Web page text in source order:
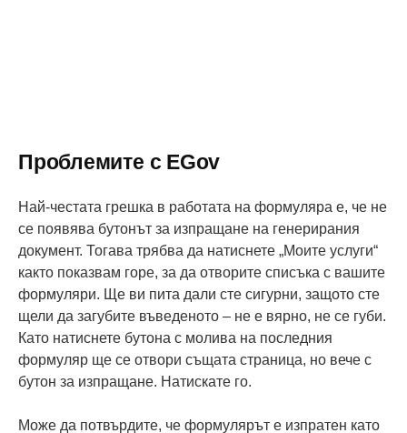
Проблемите с EGov
Най-честата грешка в работата на формуляра е, че не
се появява бутонът за изпращане на генерирания
документ. Тогава трябва да натиснете „Моите услуги“
както показвам горе, за да отворите списъка с вашите
формуляри. Ще ви пита дали сте сигурни, защото сте
щели да загубите въведеното – не е вярно, не се губи.
Като натиснете бутона с молива на последния
формуляр ще се отвори същата страница, но вече с
бутон за изпращане. Натискате го.
Може да потвърдите, че формулярът е изпратен като